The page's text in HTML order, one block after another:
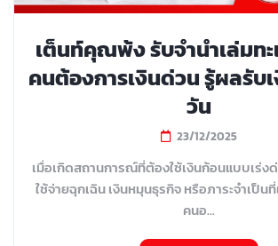
เต็นท์คุณพ้ง รับจำนำเล่มท
คนต้องการเงินด่วน รู้ผลรับเ
วัน
23/12/2025
เมื่อเกิดสถานการณ์ที่ต้องใช้เงินก้อนแบบเร่งด่
ใช้จ่ายฉุกเฉิน เงินหมุนธุรกิจ หรือภาระจำเป็น
คนอ...